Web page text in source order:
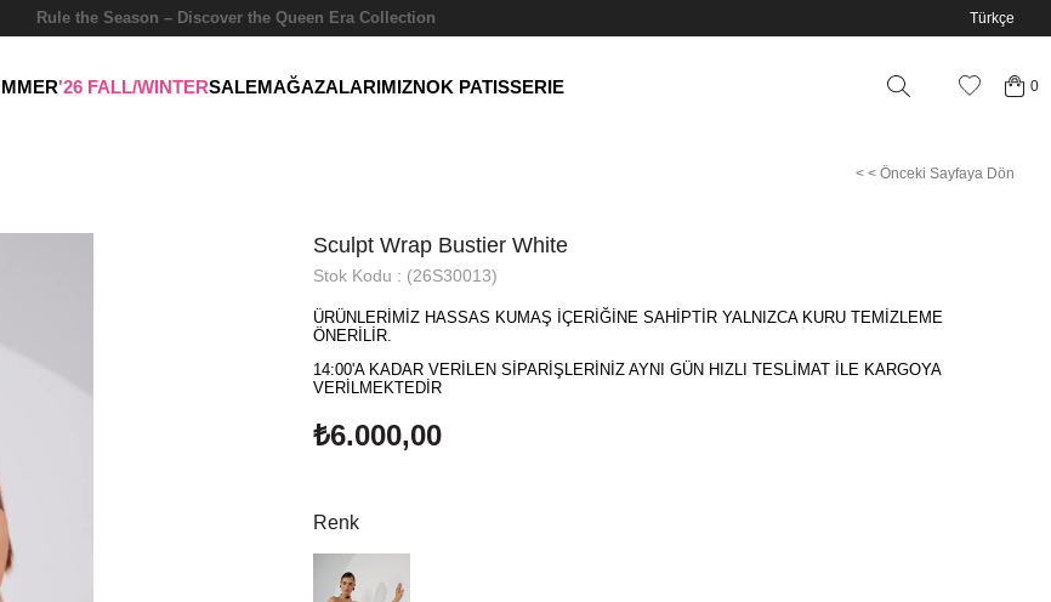
Rule the Season – Discover the Queen Era Collection Türkçe
'26 FALL/WINTERSALEMAĞAZALARIMIZNOK PATISSERIE 0
< < Önceki Sayfaya Dön
Sculpt Wrap Bustier White
Stok Kodu (26S30013)
ÜRÜNLERİMİZ HASSAS KUMAŞ İÇERİĞİNE SAHİPTİR YALNIZCA KURU TEMİZLEME
ÖNERİLİR.
14:00'A KADAR VERİLEN SİPARİŞLERİNİZ AYNI GÜN HIZLI TESLİMAT İLE KARGOYA
VERİLMEKTEDİR
₺6.000,00
Renk